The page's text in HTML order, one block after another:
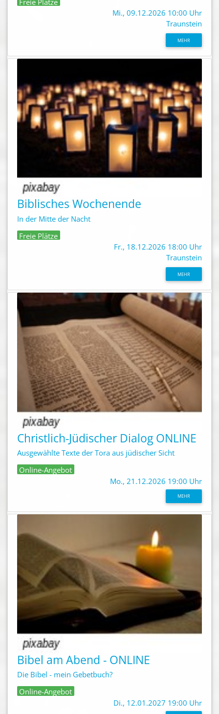
Mi., 09.12.2026 10:00 Uhr
Traunstein
MEHR
Biblisches Wochenende
In der Mitte der Nacht
Freie Plätze
Fr., 18.12.2026 18:00 Uhr
Traunstein
MEHR
Christlich-Jüdischer Dialog ONLINE
Ausgewählte Texte der Tora aus jüdischer Sicht
Online-Angebot
Mo., 21.12.2026 19:00 Uhr
MEHR
Bibel am Abend - ONLINE
Die Bibel - mein Gebetbuch?
Online-Angebot
Di., 12.01.2027 19:00 Uhr